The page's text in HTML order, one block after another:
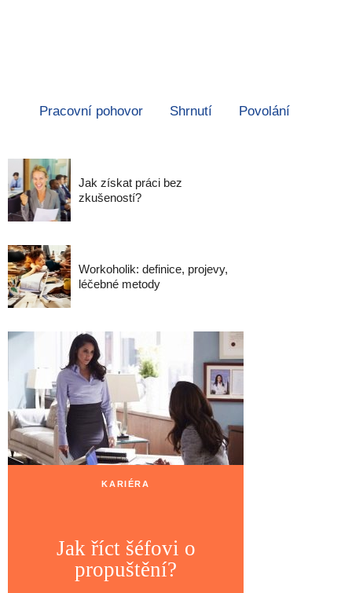
Pracovní pohovor Shrnutí Povolání
Jak získat práci bez
zkušeností?
Workoholik: definice, projevy,
léčebné metody
KARIÉRA
Jak říct šéfovi o
propuštění?